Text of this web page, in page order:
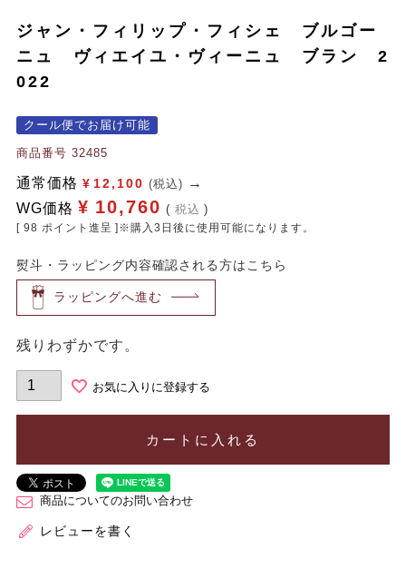
ジャン・フィリップ・フィシェ ブルゴー
ニュ ヴィエイユ・ヴィーニュ ブラン 2
022
クール便でお届け可能
商品番号 32485
通常価格 ¥ 12,100 (税込)
WG価格 ¥ 10,760 税込
[ 98 ポイント進呈 ]※購入3日後に使用可能になります。
熨斗・ラッピング内容確認される方はこちら
ラッピングへ進む
残りわずかです。
お気に入りに登録する
カートに入れる
商品についてのお問い合わせ
レビューを書く